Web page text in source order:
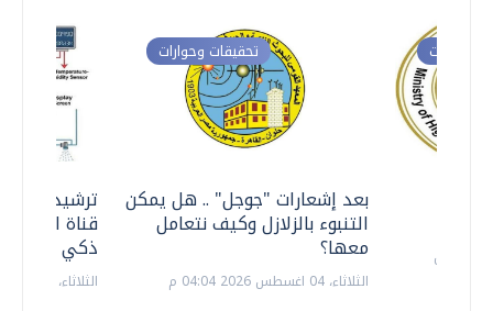
ترشيدا
قناة
ذكي
الثلاثاء، 14 يوليو 2026 06:11 م
تحقيقات وحوارات
بعد إشعارات "جوجل" .. هل يمكن
التنبوء بالزلازل وكيف نتعامل
معها؟
الثلاثاء، 04 اغسطس 2026 04:04 م
وحوارات